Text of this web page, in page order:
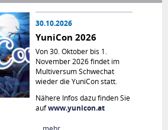
Persönliche
Begleitung
Frühlings Special: 5...
30.10.2026
YuniCon 2026
Von 30. Oktober bis 1.
November 2026 findet im
Multiversum Schwechat
wieder die YuniCon statt.
Nähere Infos dazu finden Sie
aufwww.yunicon.at